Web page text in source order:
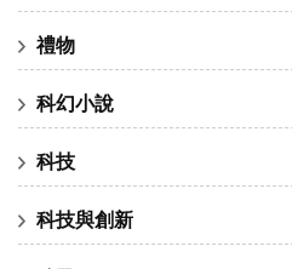
禮物
科幻小說
科技
科技與創新